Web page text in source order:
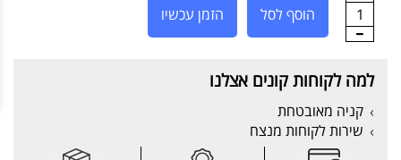
1 הוסף לסל הזמן עכשיו
למה לקוחות קונים אצלנו
קניה מאובטחת
שירות לקוחות מנצח